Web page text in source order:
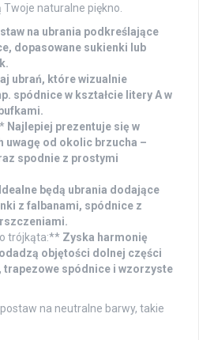
naturalne piękno.
na ubrania podkreślające
dopasowane sukienki lub
ubrań, które wizualnie
spódnice w kształcie litery A w
Najlepiej prezentuje się w
uwagę od okolic brzucha –
spodnie z prostymi
Idealne będą ubrania dodające
z falbanami, spódnice z
trójkąta:** Zyska harmonię
objętości dolnej części
trapezowe spódnice i wzorzyste
na neutralne barwy, takie